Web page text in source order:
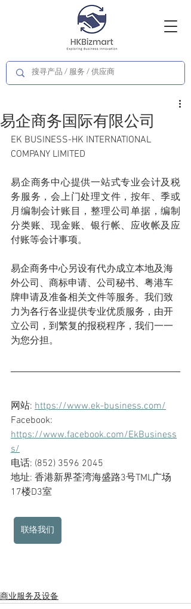
易企商务国际有限公司
EK BUSINESS-HK INTERNATIONAL
COMPANY LIMITED
易企商务中心提供一站式专业会计及税
务服务，会上门处理文件，按年、季或
月编制会计账目，整理公司单据，编制
分类账、现金账、银行帐、应收帐及应
付账等会计事项。
易企商务中心另设有代办成立本地及海
外公司、商标申请、公司秘书、粤港车
牌申请及准备相关文件等服务。我们致
力为各行各业提供专业优质服务，由开
立公司，到繁复的报税程序，我们一一
为您分担。
网站: https://www.ek-business.com/
Facebook:
https://www.facebook.com/EkBusiness
s/
电话: (852) 3596 2045
地址: 香港新界荃湾海盛路3号TML广场
17楼D3室
联络我们
商业服务及设备